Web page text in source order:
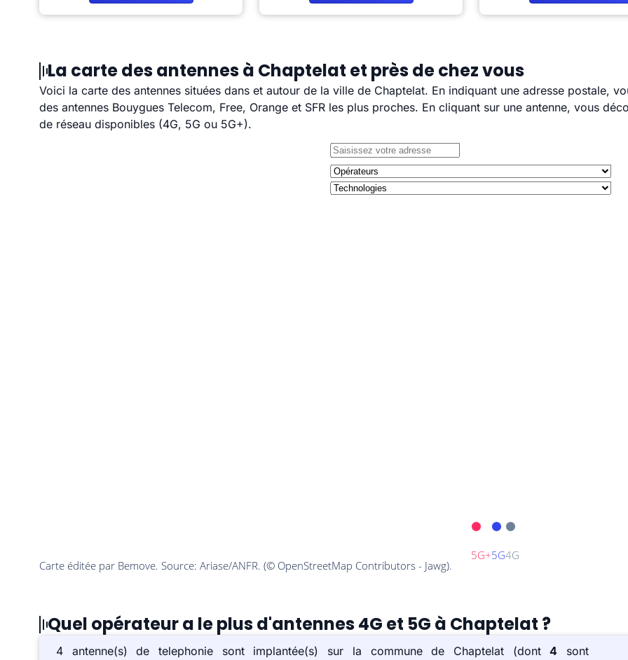
La carte des antennes à Chaptelat et près de chez vous
Voici la carte des antennes situées dans et autour de la ville de Chaptelat. En indiquant une adresse postale,
des antennes Bouygues Telecom, Free, Orange et SFR les plus proches. En cliquant sur une antenne, vous
de réseau disponibles (4G, 5G ou 5G+).
Quel opérateur a le plus d'antennes 4G et 5G à Chaptelat ?
4 antenne(s) de telephonie sont implantée(s) sur la commune de Chaptelat (dont4 sont